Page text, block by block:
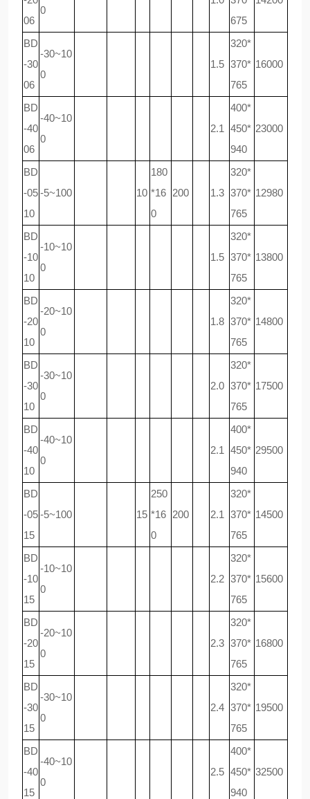
06
0
675
BD
-30
06
-30~10
0
1.5
320*
370*
765
16000
BD
-40
06
-40~10
0
2.1
400*
450*
940
23000
BD
-05
10
-5~100 10
180
*16
0
200 1.3
320*
370*
765
12980
BD
-10
10
-10~10
0
1.5
320*
370*
765
13800
BD
-20
10
-20~10
0
1.8
320*
370*
765
14800
BD
-30
10
-30~10
0
2.0
320*
370*
765
17500
BD
-40
10
-40~10
0
2.1
400*
450*
940
29500
BD
-05
15
-5~100 15
250
*16
0
200 2.1
320*
370*
765
14500
BD
-10
15
-10~10
0
2.2
320*
370*
765
15600
BD
-20
15
-20~10
0
2.3
320*
370*
765
16800
BD
-30
15
-30~10
0
2.4
320*
370*
765
19500
BD
-40
15
-40~10
0
2.5
400*
450*
940
32500